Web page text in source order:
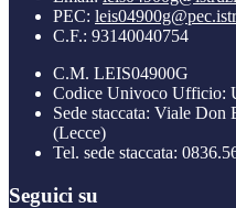
PEC:
C.F.: 93140040754
C.M. LEIS04900G
Codice Univoco Ufficio:
Sede staccata: Viale Don
(Lecce)
Tel. sede staccata:
Seguici su